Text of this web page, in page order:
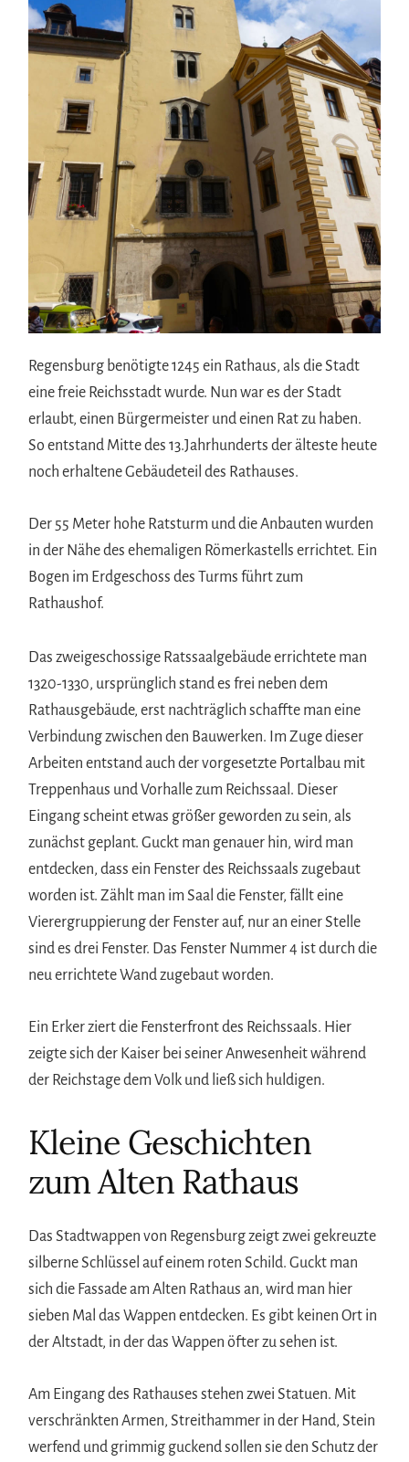
Regensburg benötigte 1245 ein Rathaus, als die Stadt
eine freie Reichsstadt wurde. Nun war es der Stadt
erlaubt, einen Bürgermeister und einen Rat zu haben.
So entstand Mitte des 13.Jahrhunderts der älteste heute
noch erhaltene Gebäudeteil des Rathauses.
Der 55 Meter hohe Ratsturm und die Anbauten wurden
in der Nähe des ehemaligen Römerkastells errichtet. Ein
Bogen im Erdgeschoss des Turms führt zum
Rathaushof.
Das zweigeschossige Ratssaalgebäude errichtete man
1320-1330, ursprünglich stand es frei neben dem
Rathausgebäude, erst nachträglich schaffte man eine
Verbindung zwischen den Bauwerken. Im Zuge dieser
Arbeiten entstand auch der vorgesetzte Portalbau mit
Treppenhaus und Vorhalle zum Reichssaal. Dieser
Eingang scheint etwas größer geworden zu sein, als
zunächst geplant. Guckt man genauer hin, wird man
entdecken, dass ein Fenster des Reichssaals zugebaut
worden ist. Zählt man im Saal die Fenster, fällt eine
Vierergruppierung der Fenster auf, nur an einer Stelle
sind es drei Fenster. Das Fenster Nummer 4 ist durch die
neu errichtete Wand zugebaut worden.
Ein Erker ziert die Fensterfront des Reichssaals. Hier
zeigte sich der Kaiser bei seiner Anwesenheit während
der Reichstage dem Volk und ließ sich huldigen.
Kleine Geschichten
zum Alten Rathaus
Das Stadtwappen von Regensburg zeigt zwei gekreuzte
silberne Schlüssel auf einem roten Schild. Guckt man
sich die Fassade am Alten Rathaus an, wird man hier
sieben Mal das Wappen entdecken. Es gibt keinen Ort in
der Altstadt, in der das Wappen öfter zu sehen ist.
Am Eingang des Rathauses stehen zwei Statuen. Mit
verschränkten Armen, Streithammer in der Hand, Stein
werfend und grimmig guckend sollen sie den Schutz der